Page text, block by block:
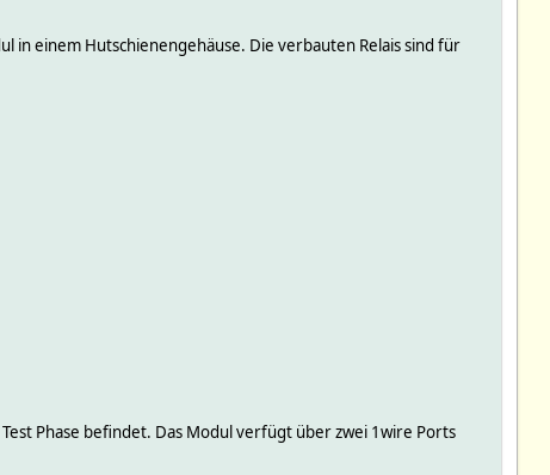
in einem Hutschienengehäuse. Die verbauten Relais sind für
Phase befindet. Das Modul verfügt über zwei 1wire Ports